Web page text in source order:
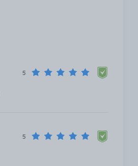
5
5